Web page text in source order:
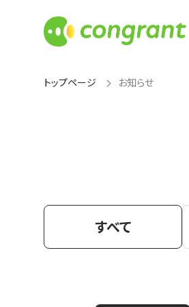
トップページ お知らせ
すべて